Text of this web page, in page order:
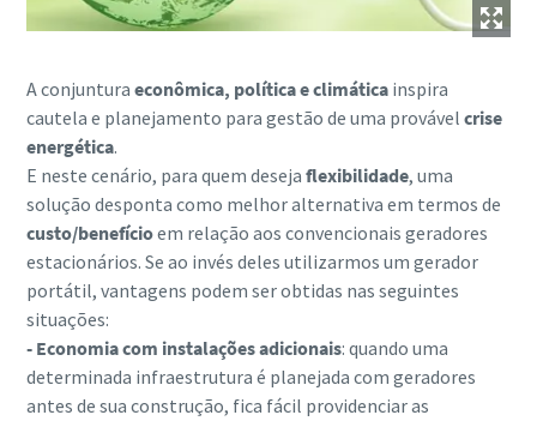
A conjuntura econômica, política e climáticainspira
cautela e planejamento para gestão de uma provável crise
energética.
E neste cenário, para quem deseja flexibilidade, uma
solução desponta como melhor alternativa em termos de
custo/benefícioem relação aos convencionais geradores
estacionários. Se ao invés deles utilizarmos um gerador
portátil, vantagens podem ser obtidas nas seguintes
situações:
- Economia com instalações adicionais: quando uma
determinada infraestrutura é planejada com geradores
antes de sua construção, fica fácil providenciar as